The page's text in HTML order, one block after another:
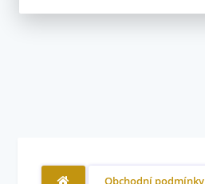
Obchodní podmínky